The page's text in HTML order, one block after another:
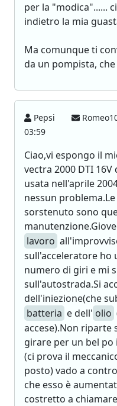
per la "modica"......
indietro la mia
Ma comunque ti
da un pompista,
Pepsi
03:59
Ciao,vi espongo il
vectra 2000 DTI
usata nell'aprile
nessun
sorstenuto sono
lavoro
sull'acceleratore ho
numero di giri e mi
sull'autostrada.Si
dell'iniezione(che
batteria e dell' olio
accese).Non riparte
girare per un bel
(ci prova il
posto) vado a
che esso è
costretto a